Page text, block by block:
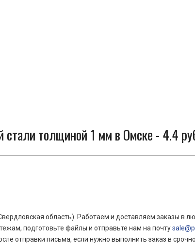
стали толщиной 1 мм в Омске - 4.4
область). Работаем и доставляем заказы в
подготовьте файлы и отправьте нам на почту
отправки письма, если нужно выполнить заказ в